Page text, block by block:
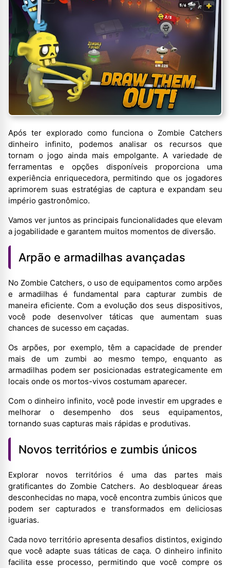
Após ter explorado como funciona o Zombie Catchers
dinheiro infinito, podemos analisar os recursos que
tornam o jogo ainda mais empolgante. A variedade de
ferramentas e opções disponíveis proporciona uma
experiência enriquecedora, permitindo que os jogadores
aprimorem suas estratégias de captura e expandam seu
império gastronômico.
Vamos ver juntos as principais funcionalidades que elevam
a jogabilidade e garantem muitos momentos de diversão.
Arpão e armadilhas avançadas
No Zombie Catchers, o uso de equipamentos como arpões
e armadilhas é fundamental para capturar zumbis de
maneira eficiente. Com a evolução dos seus dispositivos,
você pode desenvolver táticas que aumentam suas
chances de sucesso em caçadas.
Os arpões, por exemplo, têm a capacidade de prender
mais de um zumbi ao mesmo tempo, enquanto as
armadilhas podem ser posicionadas estrategicamente em
locais onde os mortos-vivos costumam aparecer.
Com o dinheiro infinito, você pode investir em upgrades e
melhorar o desempenho dos seus equipamentos,
tornando suas capturas mais rápidas e produtivas.
Novos territórios e zumbis únicos
Explorar novos territórios é uma das partes mais
gratificantes do Zombie Catchers. Ao desbloquear áreas
desconhecidas no mapa, você encontra zumbis únicos que
podem ser capturados e transformados em deliciosas
iguarias.
Cada novo território apresenta desafios distintos, exigindo
que você adapte suas táticas de caça. O dinheiro infinito
facilita esse processo, permitindo que você compre os